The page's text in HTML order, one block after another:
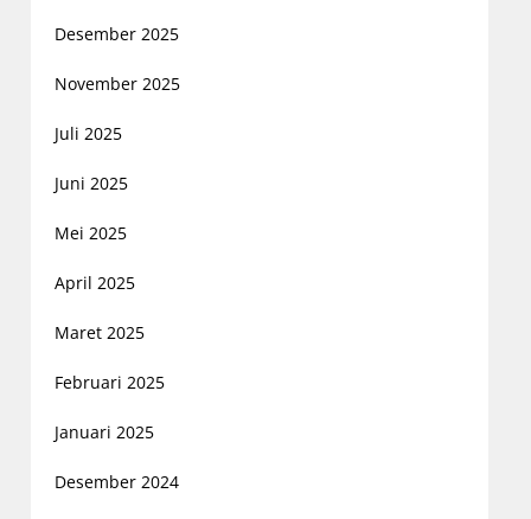
Desember 2025
November 2025
Juli 2025
Juni 2025
Mei 2025
April 2025
Maret 2025
Februari 2025
Januari 2025
Desember 2024